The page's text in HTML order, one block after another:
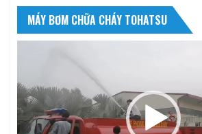
MÁY BƠM CHỮA CHÁY TOHATSU
Video